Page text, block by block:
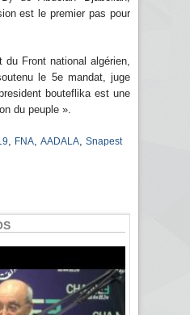
est le premier pas pour
Front national algérien,
le 5e mandat, juge
bouteflika est une
du peuple ».
FNA AADALA Snapest